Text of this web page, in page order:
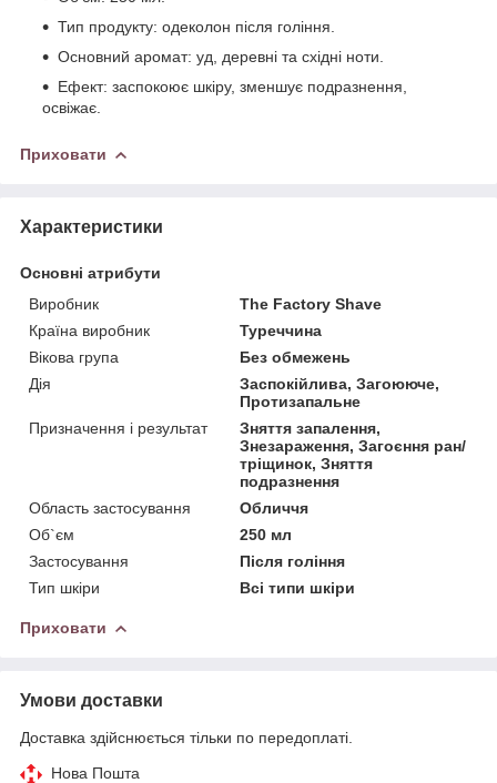
Тип продукту: одеколон після гоління.
Основний аромат: уд, деревні та східні ноти.
Ефект: заспокоює шкіру, зменшує подразнення,
освіжає.
Приховати
Характеристики
Основні атрибути
Виробник
The Factory Shave
Країна виробник
Туреччина
Вікова група
Без обмежень
Дія
Заспокійлива, Загоююче,
Протизапальне
Призначення і результат
Зняття запалення,
Знезараження, Загоєння ран/
тріщинок, Зняття
подразнення
Область застосування
Обличчя
Об`єм
250 мл
Застосування
Після гоління
Тип шкіри
Всі типи шкіри
Приховати
Умови доставки
Доставка здійснюється тільки по передоплаті.
Нова Пошта